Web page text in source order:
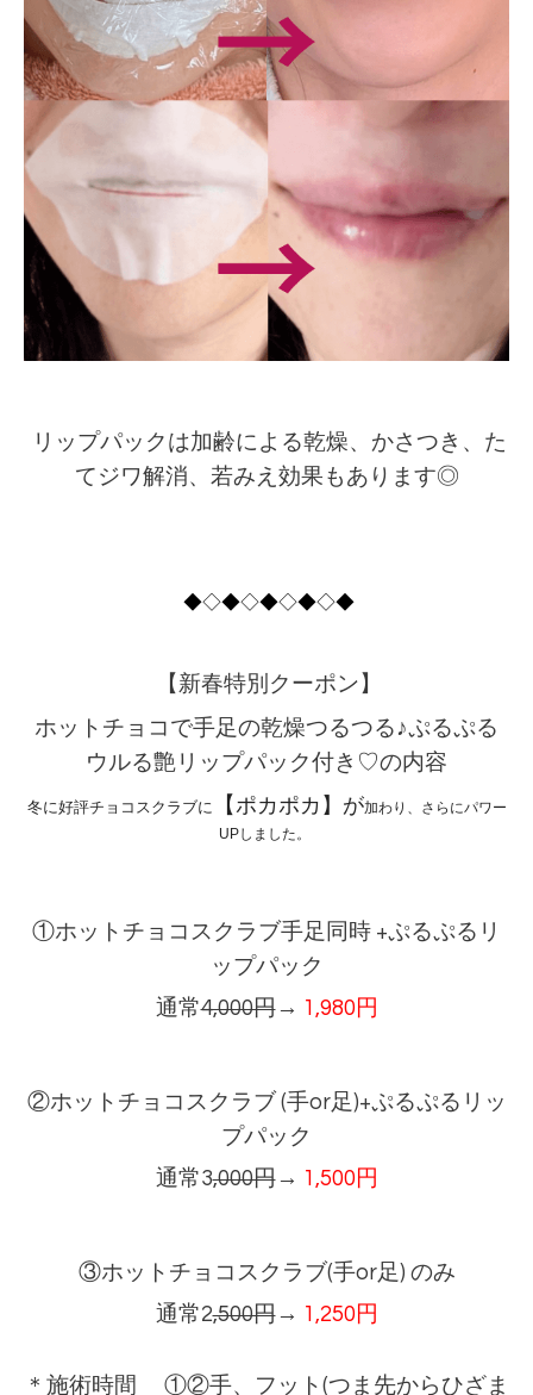
リップパックは加齢による乾燥、かさつき、た
てジワ解消、若みえ効果もあります◎
◆◇◆◇◆◇◆◇◆
【新春特別クーポン】
ホットチョコで手足の乾燥つるつる♪ぷるぷる
ウルる艶リップパック付き♡の内容
冬に好評チョコスクラブに 【 ポカポカ】が加わり、さらにパワー
UPしました。
①ホットチョコスクラブ手足同時 +ぷるぷるリ
ップパック
通常4,000円→ 1,980円
②ホットチョコスクラブ (手or足)+ぷるぷるリッ
プパック
通常3,000円→ 1,500円
③ホットチョコスクラブ(手or足) のみ
通常2,500円→ 1,250円
＊施術時間 ①②手、フット(つま先からひざま